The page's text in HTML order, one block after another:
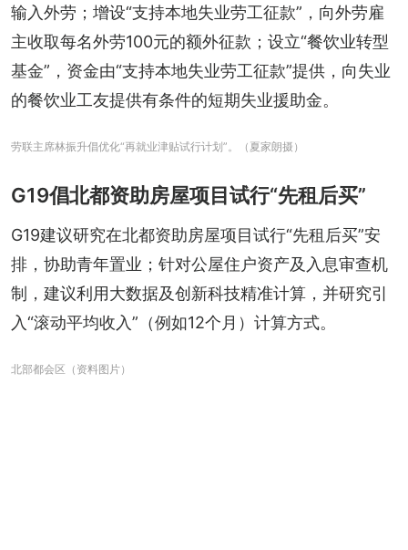
输入外劳；增设“支持本地失业劳工征款”，向外劳雇
主收取每名外劳100元的额外征款；设立“餐饮业转型
基金”，资金由“支持本地失业劳工征款”提供，向失业
的餐饮业工友提供有条件的短期失业援助金。
劳联主席林振升倡优化“再就业津贴试行计划”。（夏家朗摄）
G19倡北都资助房屋项目试行“先租后买”
G19建议研究在北都资助房屋项目试行“先租后买”安
排，协助青年置业；针对公屋住户资产及入息审查机
制，建议利用大数据及创新科技精准计算，并研究引
入“滚动平均收入”（例如12个月）计算方式。
北部都会区（资料图片）